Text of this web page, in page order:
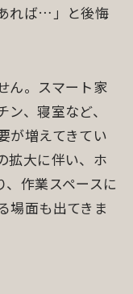
れば…」と後悔
ん。スマート家
、寝室など、
が増えてきてい
拡大に伴い、ホ
作業スペースに
場面も出てきま